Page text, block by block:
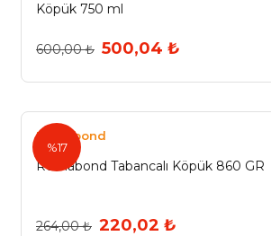
Köpük 750 ml
600,00 ₺ 500,04 ₺
%17
Romabond
Romabond Tabancalı Köpük 860 GR
264,00 ₺ 220,02 ₺